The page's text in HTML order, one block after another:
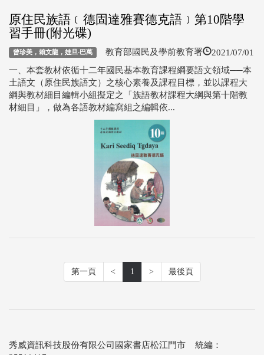
原住民族語﹝德固達雅賽德克語﹞第10階學
習手冊(附光碟)
曾珍美，賴文龍，娃旦‧巴萬 教育部國民及學前教育署 2021/07/01
一、本套教材依循十二年國民基本教育課程綱要語文領域──本
土語文（原住民族語文）之核心素養及課程目標，並以課程大
綱與教材細目編輯小組擬定之「族語教材課程大綱與第十階教
材細目」，做為各語教材編寫組之編輯依...
第一頁 < 1 > 最後頁
秀威資訊科技股份有限公司國家書店松江門市 統編：